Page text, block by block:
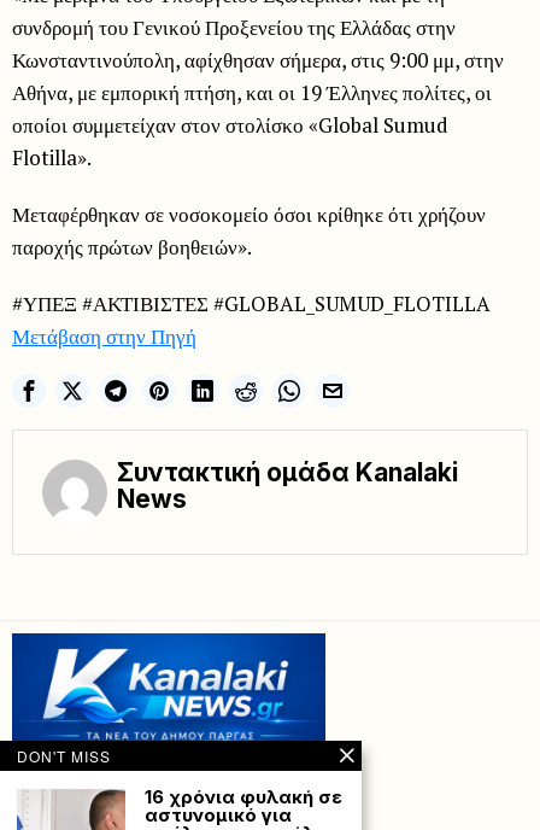
συνδρομή του Γενικού Προξενείου της Ελλάδας στην
Κωνσταντινούπολη, αφίχθησαν σήμερα, στις 9:00 μμ, στην
Αθήνα, με εμπορική πτήση, και οι 19 Έλληνες πολίτες, οι
οποίοι συμμετείχαν στον στολίσκο «Global Sumud
Flotilla».
Μεταφέρθηκαν σε νοσοκομείο όσοι κρίθηκε ότι χρήζουν
παροχής πρώτων βοηθειών».
#ΥΠΕΞ #ΑΚΤΙΒΙΣΤΕΣ #GLOBAL_SUMUD_FLOTILLA
Μετάβαση στην Πηγή
Συντακτική ομάδα Kanalaki
News
DON'T MISS
16 χρόνια φυλακή σε
αστυνομικό για